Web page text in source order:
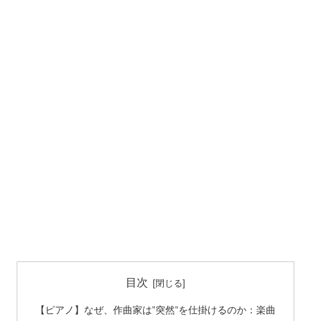
目次
【ピアノ】なぜ、作曲家は”突然”を仕掛けるのか：楽曲